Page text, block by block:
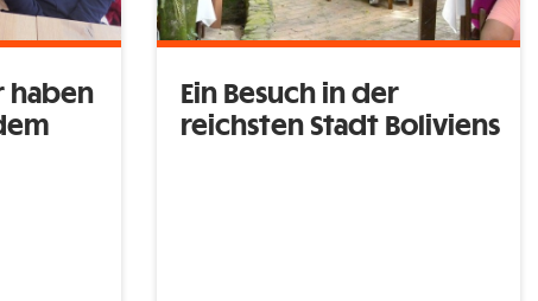
haben
Ein Besuch in der
reichsten Stadt Boliviens